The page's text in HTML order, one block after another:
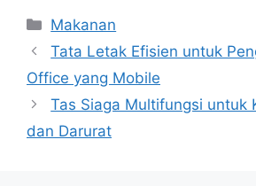
at
s
A
p
p
e
b
o
a
s
gr
m
Categories
Makanan
Tata Letak Efisien untuk
Office yang Mobile
Tas Siaga Multifungsi untuk
dan Darurat